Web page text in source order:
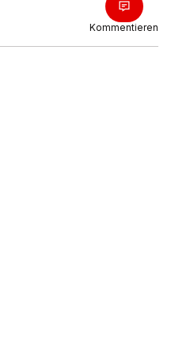
Kommentieren